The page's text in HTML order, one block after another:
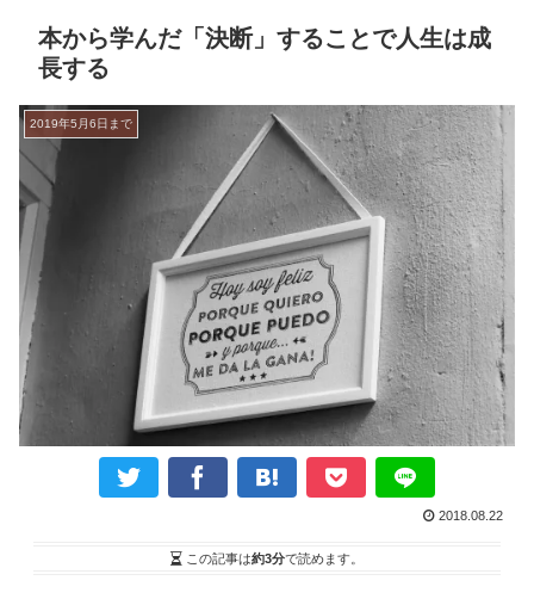
本から学んだ「決断」することで人生は成
長する
2019年5月6日まで
2018.08.22
この記事は約3分で読めます。